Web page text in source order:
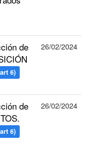
de
6)
26/02/2024
de
6)
26/02/2024